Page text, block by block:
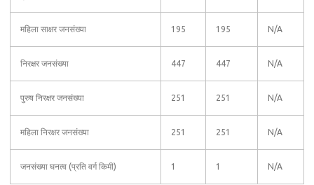
महिला साक्षर जनसंख्या 195 195 N/A
निरक्षर जनसंख्या 447 447 N/A
पुरुष निरक्षर जनसंख्या 251 251 N/A
महिला निरक्षर जनसंख्या 251 251 N/A
जनसंख्या घनत्व (प्रति वर्ग किमी) 1 1 N/A